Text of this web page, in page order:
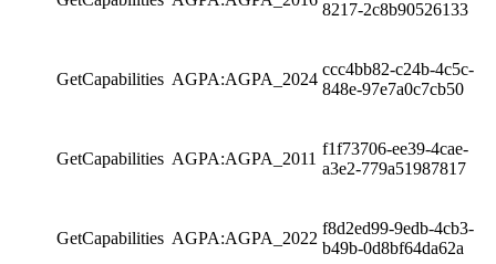
8217-2c8b90526133
GetCapabilities AGPA:AGPA_2024
ccc4bb82-c24b-4c5c-
848e-97e7a0c7cb50
GetCapabilities AGPA:AGPA_2011
f1f73706-ee39-4cae-
a3e2-779a51987817
GetCapabilities AGPA:AGPA_2022
f8d2ed99-9edb-4cb3-
b49b-0d8bf64da62a